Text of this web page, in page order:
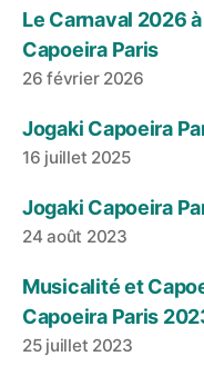
Le Carnaval 2026
Capoeira Paris
26 février 2026
Jogaki Capoeira
16 juillet 2025
Jogaki Capoeira
24 août 2023
Musicalité et
Capoeira Paris
25 juillet 2023